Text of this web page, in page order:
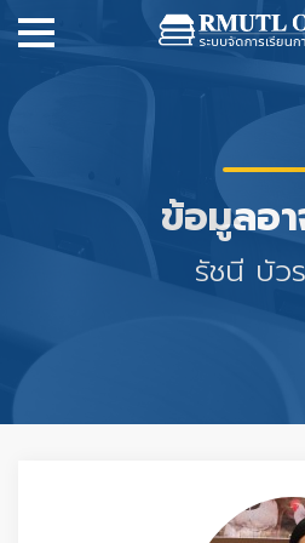
ข้อมูลอ
รัชนี บัว